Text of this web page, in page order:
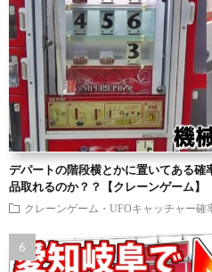
デパートの階段横とかに置いてある
品取れるのか？？【クレーンゲーム】
クレーンゲーム・UFOキャッチャー確